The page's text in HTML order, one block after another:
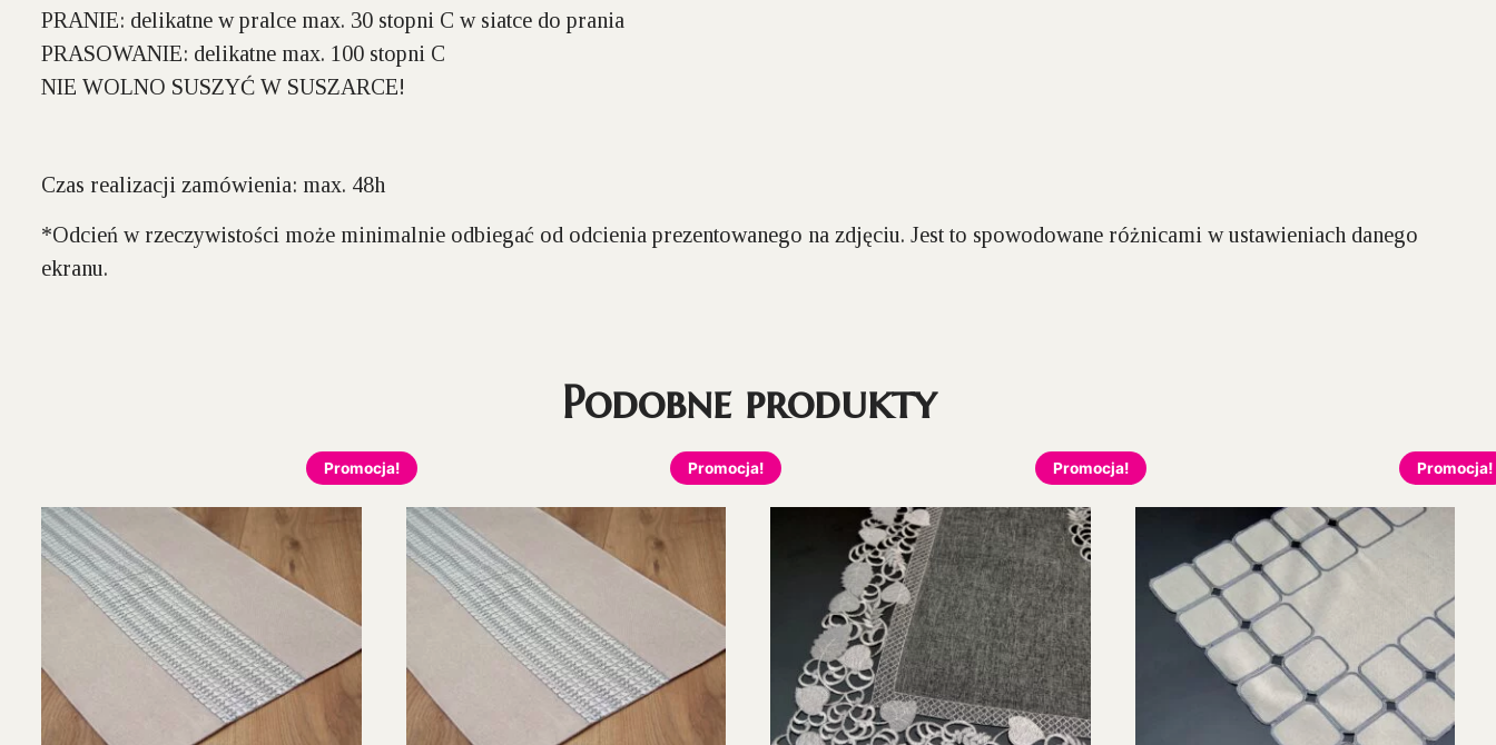
PRANIE: delikatne w pralce max. 30 stopni C w siatce do prania
PRASOWANIE: delikatne max. 100 stopni C
NIE WOLNO SUSZYĆ W SUSZARCE!
Czas realizacji zamówienia: max. 48h
*Odcień w rzeczywistości może minimalnie odbiegać od odcienia prezentowanego na zdjęciu. Jest to spowodowane różnicami w ustawieniach danego
ekranu.
Podobne produkty
Promocja! Promocja! Promocja! Promocja!